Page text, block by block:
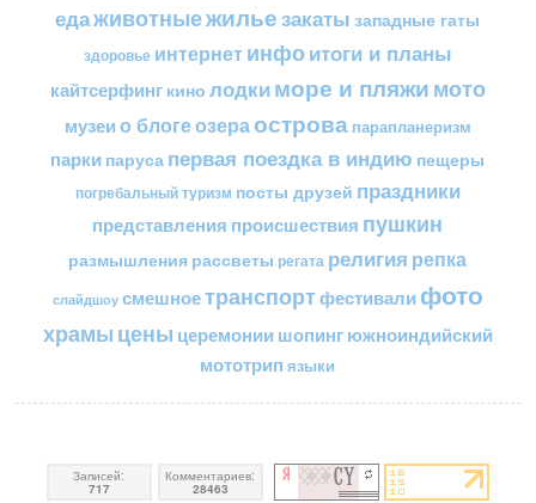
едаживотныежильезакаты западные гаты
здоровье интернетинфоитоги и планы
кайтсерфинг кино лодкиморе и пляжимото
музеи о блогеозераострова парапланеризм
парки паруса первая поездка в индию пещеры
погребальный туризм посты друзей праздники
представления происшествия пушкин
размышления рассветы регата религия репка
слайдшоу смешноетранспортфестивали фото
храмы цены церемонии шопингюжноиндийский
мототрип языки
Записей:
717
Комментариев:
28463